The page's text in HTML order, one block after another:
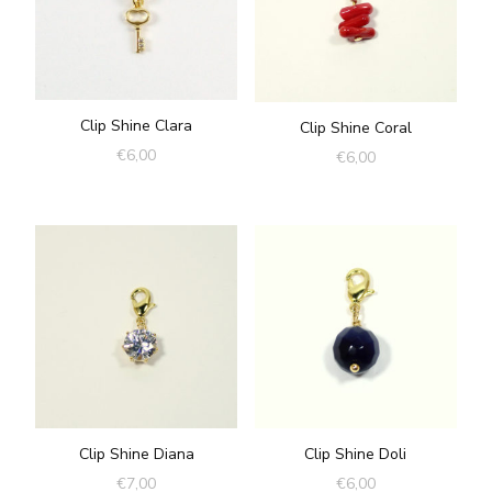
Clip Shine Clara
€6,00
Clip Shine Coral
€6,00
Clip Shine Diana
€7,00
Clip Shine Doli
€6,00